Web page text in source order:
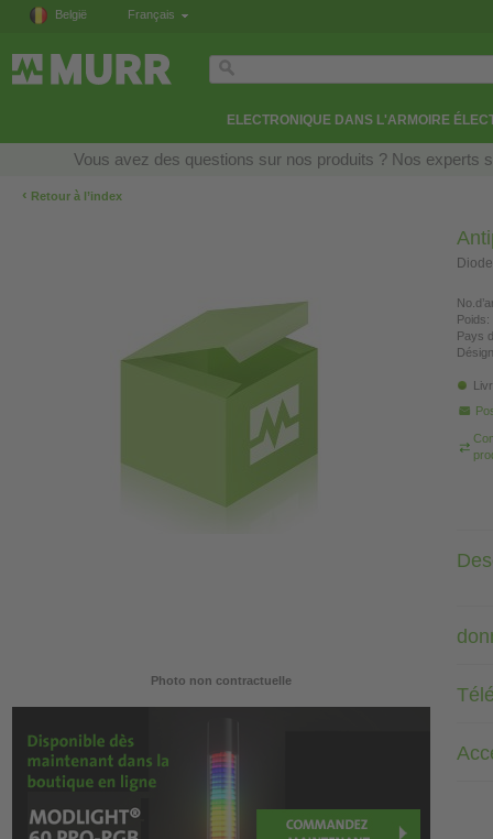
België Français
ELECTRONIQUE DANS L'ARMOIRE
Vous avez des questions sur nos produits ? Nos experts
‹ Retour à l’index
Photo non contractuelle
Poids:
Pays